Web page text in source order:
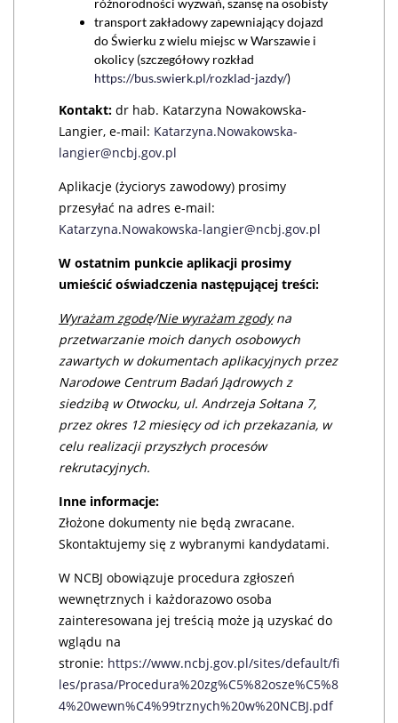
różnorodności wyzwań, szansę na osobisty
transport zakładowy zapewniający dojazd
do Świerku z wielu miejsc w Warszawie i
okolicy (szczegółowy rozkład
https://bus.swierk.pl/rozklad-jazdy/)
Kontakt: dr hab. Katarzyna Nowakowska-
Langier, e-mail: Katarzyna.Nowakowska-
langier@ncbj.gov.pl
Aplikacje (życiorys zawodowy) prosimy
przesyłać na adres e-mail:
Katarzyna.Nowakowska-langier@ncbj.gov.pl
W ostatnim punkcie aplikacji prosimy
umieścić oświadczenia następującej treści:
Wyrażam zgodę/Nie wyrażam zgodyna
przetwarzanie moich danych osobowych
zawartych w dokumentach aplikacyjnych przez
Narodowe Centrum Badań Jądrowych z
siedzibą w Otwocku, ul. Andrzeja Sołtana 7,
przez okres 12 miesięcy od ich przekazania, w
celu realizacji przyszłych procesów
rekrutacyjnych.
Inne informacje:
Złożone dokumenty nie będą zwracane.
Skontaktujemy się z wybranymi kandydatami.
W NCBJ obowiązuje procedura zgłoszeń
wewnętrznych i każdorazowo osoba
zainteresowana jej treścią może ją uzyskać do
wglądu na
stronie: https://www.ncbj.gov.pl/sites/default/fi
les/prasa/Procedura%20zg%C5%82osze%C5%8
4%20wewn%C4%99trznych%20w%20NCBJ.pdf